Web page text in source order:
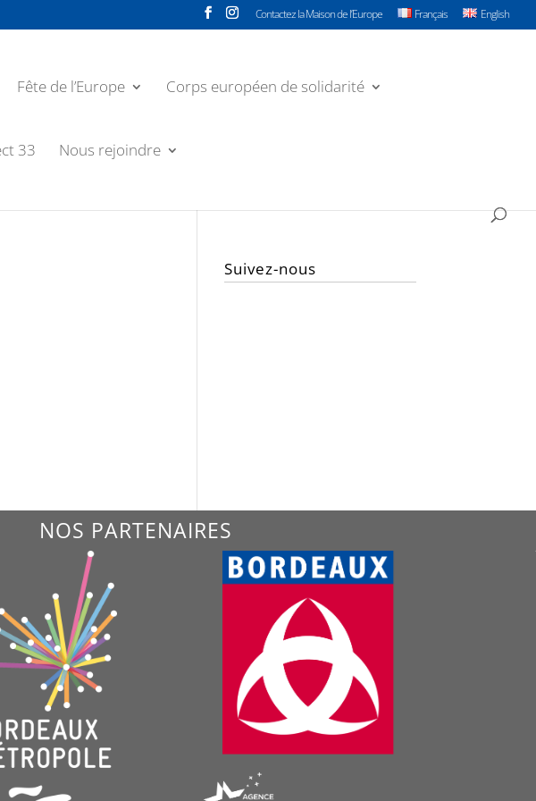
Contactez la Maison de l’Europe Français English
Fête de l’Europe Corps européen de solidarité
33 Nous rejoindre
Suivez-nous
NOS PARTENAIRES